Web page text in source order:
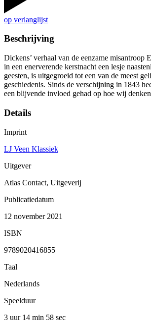
op verlanglijst
Beschrijving
Dickens’ verhaal van de eenzame misantroop
in een enerverende kerstnacht een lesje
geesten, is uitgegroeid tot een van de meest
geschiedenis. Sinds de verschijning in 1843
een blijvende invloed gehad op hoe wij
Details
Imprint
LJ Veen Klassiek
Uitgever
Atlas Contact, Uitgeverij
Publicatiedatum
12 november 2021
ISBN
9789020416855
Taal
Nederlands
Speelduur
3 uur 14 min 58 sec